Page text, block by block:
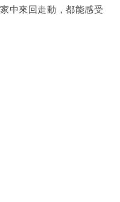
中來回走動，都能感受